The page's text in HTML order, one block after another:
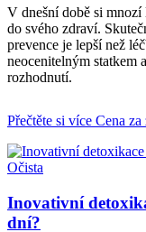
V dnešní době si
do svého zdraví.
prevence je lepší než
neocenitelným statkem
rozhodnutí.
Přečtěte si více Cena
Očista
Inovativní
dní?